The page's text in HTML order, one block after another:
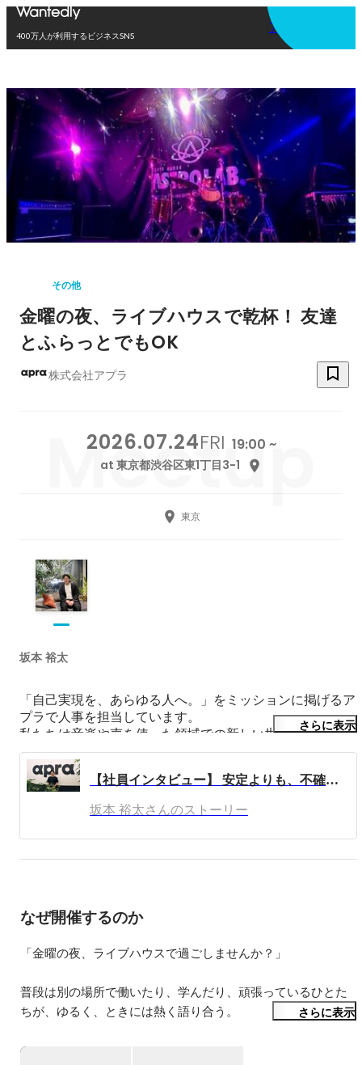
400万人が利用するビジネスSNS
アプリを使う
その他
金曜の夜、ライブハウスで乾杯！ 友達
とふらっとでもOK
株式会社アプラ
2026.07.24FRI 19:00 ~
at 東京都渋谷区東1丁目3−1
東京
坂本 裕太
「自己実現を、あらゆる人へ。」をミッションに掲げるア
プラで人事を担当しています。
私たちは音楽や声を使った領域での新しい世界観づくりに
チャレンジし、市場創造に取り組んでいるベンチャー企業
です。
さらに表示
【社員インタビュー】 安定よりも、不確実な選択にワクワクした。
坂本 裕太さんのストーリー
なぜ開催するのか
「金曜の夜、ライブハウスで過ごしませんか？」
普段は別の場所で働いたり、学んだり、頑張っているひとた
ちが、ゆるく、ときには熱く語り合う。
私たちの会社紹介も少しさせていただきますが、
さらに表示